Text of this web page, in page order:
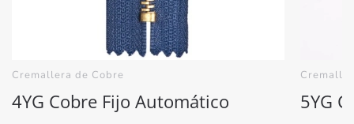
Cremallera de Cobre
4YG Cobre Fijo Automático 5YG